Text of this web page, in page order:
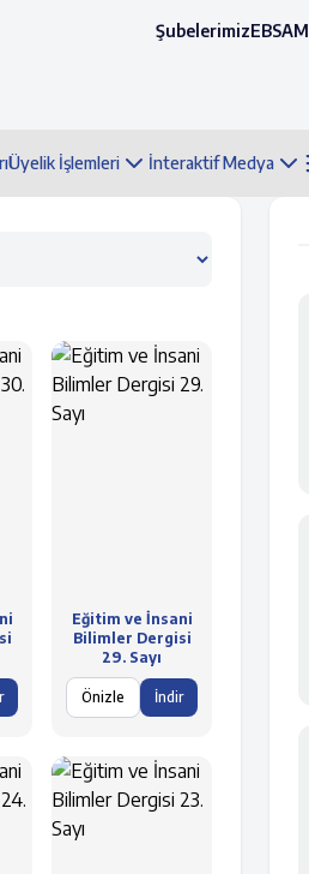
ŞubelerimizEBSAM
Üyelik İşlemleri İnteraktif Medya
Eğitim ve İnsani
Bilimler Dergisi
29. Sayı
Önizle İndir